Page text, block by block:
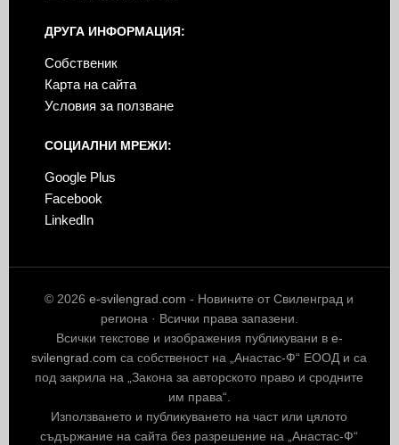
ДРУГА ИНФОРМАЦИЯ:
Собственик
Карта на сайта
Условия за ползване
СОЦИАЛНИ МРЕЖИ:
Google Plus
Facebook
LinkedIn
© 2026e-svilengrad.com - Новините от Свиленград и
региона · Всички права запазени.
Всички текстове и изображения публикувани в e-
svilengrad.com са собственост на „Анастас-Ф“ ЕООД и са
под закрила на „Закона за авторското право и сродните
им права“.
Използването и публикуването на част или цялото
съдържание на сайта без разрешение на „Анастас-Ф“